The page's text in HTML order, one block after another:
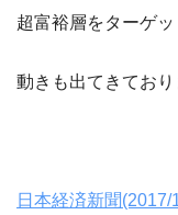
超富裕層をターゲッ
動きも出てきており
日本経済新聞(2017/